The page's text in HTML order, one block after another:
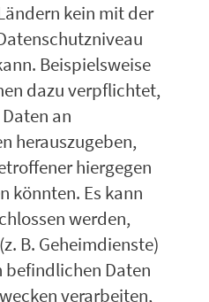
kein mit der
Beispielsweise
dazu verpflichtet,
an
herauszugeben,
hiergegen
könnten. Es kann
werden,
B. Geheimdienste)
befindlichen Daten
verarbeiten,